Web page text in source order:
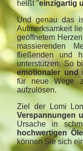
heißt "einzigartig
Und genau das
Aufmerksamkeit
geöffnetem
massierenden
fließenden und
unterstützen. So
emotionaler und
für neue Wege
aufzulösen.
Ziel der Lomi
Verspannungen
Ursache in
hochwertigen
können Sie sich